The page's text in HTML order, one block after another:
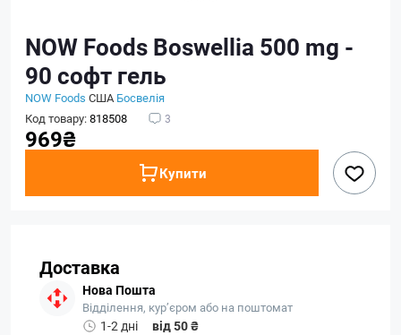
NOW Foods Boswellia 500 mg -
90 софт гель
NOW Foods США Босвелія
Код товару:818508 3
969₴
Купити
Доставка
Нова Пошта
Відділення, кур’єром або на поштомат
1-2 дні
від 50 ₴